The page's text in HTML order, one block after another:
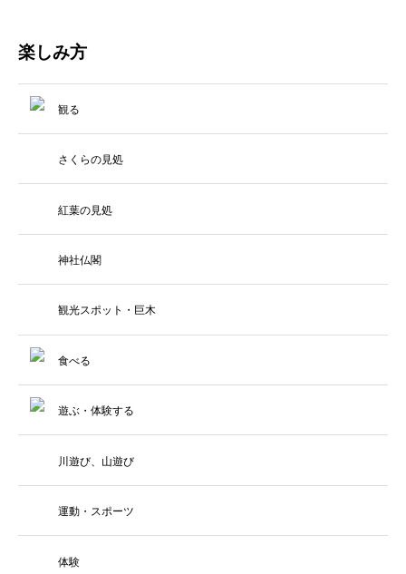
楽しみ方
観る
さくらの見処
紅葉の見処
神社仏閣
観光スポット・巨木
食べる
遊ぶ・体験する
川遊び、山遊び
運動・スポーツ
体験